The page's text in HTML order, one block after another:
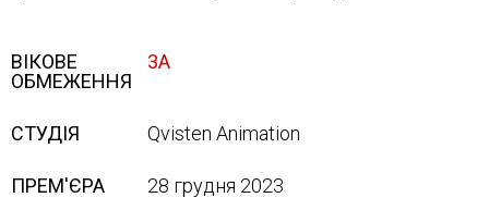
ВІКОВЕ
ОБМЕЖЕННЯ
3А
СТУДІЯ Qvisten Animation
ПРЕМ'ЄРА 28 грудня 2023